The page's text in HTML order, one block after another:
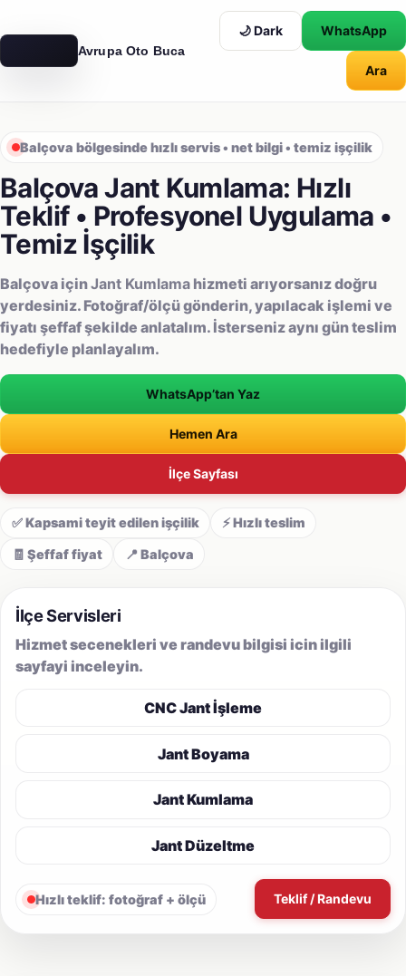
OTO
Avrupa Oto Buca
🌙 Dark WhatsApp
Ara
Balçova bölgesinde hızlı servis • net bilgi • temiz işçilik
Balçova Jant Kumlama: Hızlı
Teklif • Profesyonel Uygulama •
Temiz İşçilik
Balçova içinJant Kumlama hizmeti arıyorsanız doğru
yerdesiniz. Fotoğraf/ölçü gönderin, yapılacak işlemi ve
fiyatı şeffaf şekilde anlatalım. İsterseniz aynı gün teslim
hedefiyle planlayalım.
WhatsApp’tan Yaz
Hemen Ara
İlçe Sayfası
✅ Kapsami teyit edilen işçilik ⚡ Hızlı teslim
🧾 Şeffaf fiyat 📍 Balçova
İlçe Servisleri
Hizmet secenekleri ve randevu bilgisi icin ilgili
sayfayi inceleyin.
CNC Jant İşleme
Jant Boyama
Jant Kumlama
Jant Düzeltme
Hızlı teklif: fotoğraf + ölçü Teklif / Randevu